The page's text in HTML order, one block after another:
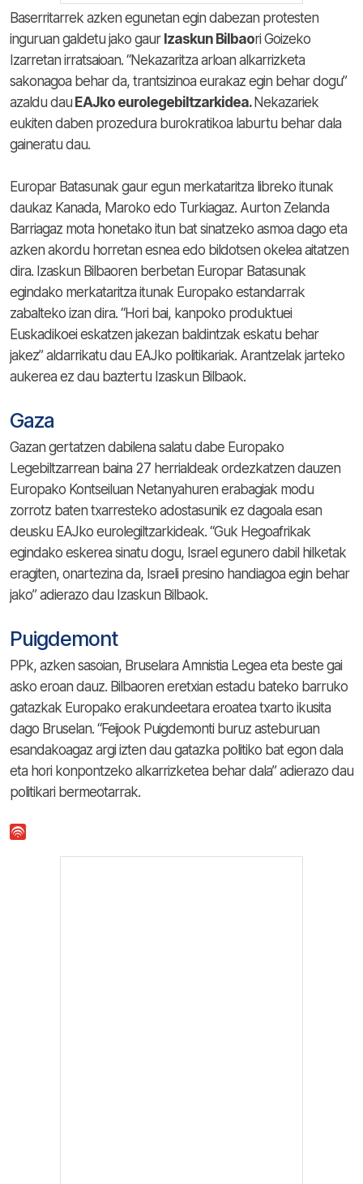
Baserritarrek azken egunetan egin dabezan protesten
inguruan galdetu jako gaur Izaskun Bilbaori Goizeko
Izarretan irratsaioan. “Nekazaritza arloan alkarrizketa
sakonagoa behar da, trantsizinoa eurakaz egin behar dogu”
azaldu dau EAJko eurolegebiltzarkidea.Nekazariek
eukiten daben prozedura burokratikoa laburtu behar dala
gaineratu dau.
Europar Batasunak gaur egun merkataritza libreko itunak
daukaz Kanada, Maroko edo Turkiagaz. Aurton Zelanda
Barriagaz mota honetako itun bat sinatzeko asmoa dago eta
azken akordu horretan esnea edo bildotsen okelea aitatzen
dira. Izaskun Bilbaoren berbetan Europar Batasunak
egindako merkataritza itunak Europako estandarrak
zabalteko izan dira. “Hori bai, kanpoko produktuei
Euskadikoei eskatzen jakezan baldintzak eskatu behar
jakez” aldarrikatu dau EAJko politikariak. Arantzelak jarteko
aukerea ez dau baztertu Izaskun Bilbaok.
Gaza
Gazan gertatzen dabilena salatu dabe Europako
Legebiltzarrean baina 27 herrialdeak ordezkatzen dauzen
Europako Kontseiluan Netanyahuren erabagiak modu
zorrotz baten txarresteko adostasunik ez dagoala esan
deusku EAJko eurolegiltzarkideak. “Guk Hegoafrikak
egindako eskerea sinatu dogu, Israel egunero dabil hilketak
eragiten, onartezina da, Israeli presino handiagoa egin behar
jako” adierazo dau Izaskun Bilbaok.
Puigdemont
PPk, azken sasoian, Bruselara Amnistia Legea eta beste gai
asko eroan dauz. Bilbaoren eretxian estadu bateko barruko
gatazkak Europako erakundeetara eroatea txarto ikusita
dago Bruselan. “Feijook Puigdemonti buruz asteburuan
esandakoagaz argi izten dau gatazka politiko bat egon dala
eta hori konpontzeko alkarrizketea behar dala” adierazo dau
politikari bermeotarrak.